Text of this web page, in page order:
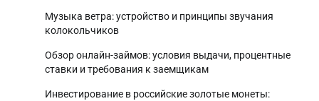
Музыка ветра: устройство и принципы звучания
колокольчиков
Обзор онлайн-займов: условия выдачи, процентные
ставки и требования к заемщикам
Инвестирование в российские золотые монеты: